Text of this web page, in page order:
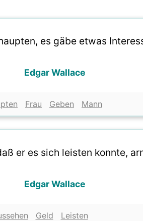
es gäbe etwas
Edgar Wallace
Frau Geben Mann
er es sich leisten konnte,
Edgar Wallace
Geld Leisten